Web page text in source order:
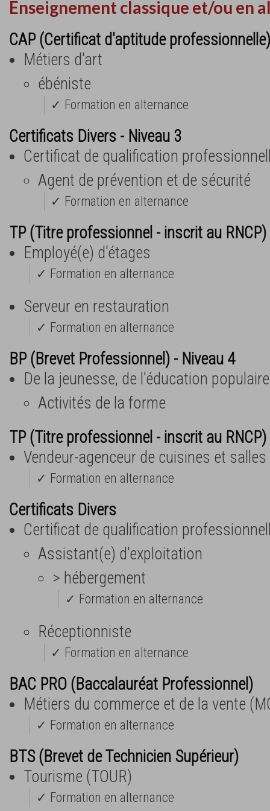
Enseignement classique et/ou en
CAP (Certificat d'aptitude professionnelle)
Métiers d'art
ébéniste
✓ Formation en alternance
Certificats Divers - Niveau 3
Certificat de qualification
Agent de prévention et de sécurité
✓ Formation en alternance
TP (Titre professionnel - inscrit au RNCP)
Employé(e) d'étages
✓ Formation en alternance
Serveur en restauration
✓ Formation en alternance
BP (Brevet Professionnel) - Niveau 4
De la jeunesse, de l'éducation
Activités de la forme
TP (Titre professionnel - inscrit au RNCP)
Vendeur-agenceur de cuisines et
✓ Formation en alternance
Certificats Divers
Certificat de qualification
Assistant(e) d'exploitation
> hébergement
✓ Formation en alternance
Réceptionniste
✓ Formation en alternance
BAC PRO (Baccalauréat Professionnel)
Métiers du commerce et de la vente
✓ Formation en alternance
BTS (Brevet de Technicien Supérieur)
Tourisme (TOUR)
✓ Formation en alternance